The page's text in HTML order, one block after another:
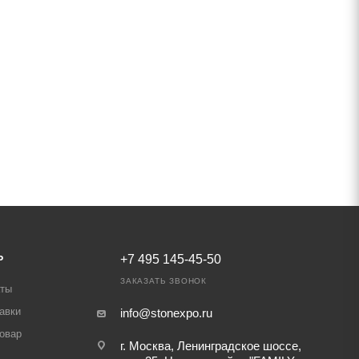
+7 495 145-45-50
ЗАКАЗАТЬ ЗВОНОК
info@stonexpo.ru
г. Москва, Ленинградское шоссе,